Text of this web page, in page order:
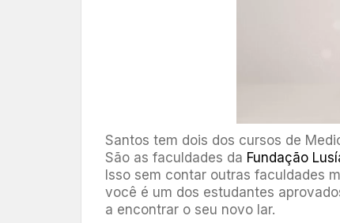
Santos tem dois dos cursos de
São as faculdades da Fundação
Isso sem contar outras faculdades
você é um dos estudantes
a encontrar o seu novo lar.